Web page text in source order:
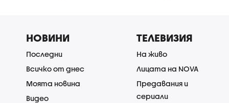
НОВИНИ
Последни
Всичко от днес
Моята новина
Видео
ТЕЛЕВИЗИЯ
На живо
Лицата на NOVA
Предавания и
сериали